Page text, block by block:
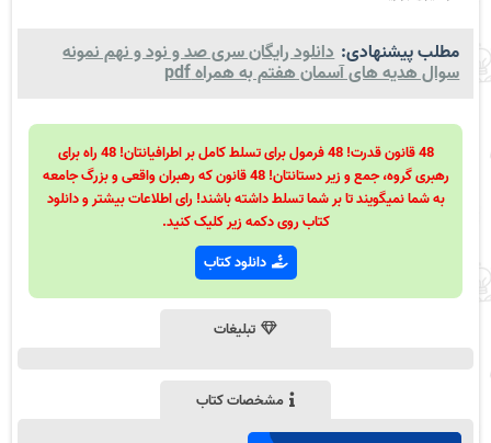
مطلب پیشنهادی: دانلود رایگان سری صد و نود و نهم نمونه
سوال هدیه های آسمان هفتم به همراه pdf
48 قانون قدرت! 48 فرمول برای تسلط کامل بر اطرافیانتان! 48 راه برای
رهبری گروه، جمع و زیر دستانتان! 48 قانون که رهبران واقعی و بزرگ جامعه
به شما نمیگویند تا بر شما تسلط داشته باشند! رای اطلاعات بیشتر و دانلود
کتاب روی دکمه زیر کلیک کنید.
دانلود کتاب
تبلیغات
مشخصات کتاب